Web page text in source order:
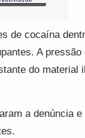
de cocaína
A
do
a denúncia